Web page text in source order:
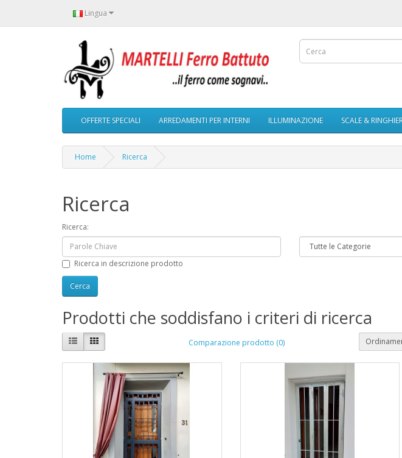
Lingua
OFFERTE SPECIALI ARREDAMENTI PER INTERNI ILLUMINAZIONE SCALE &
Home Ricerca
Ricerca
Ricerca:
Ricerca in descrizione prodotto
Prodotti che soddisfano i criteri di ricerca
Comparazione prodotto (0)